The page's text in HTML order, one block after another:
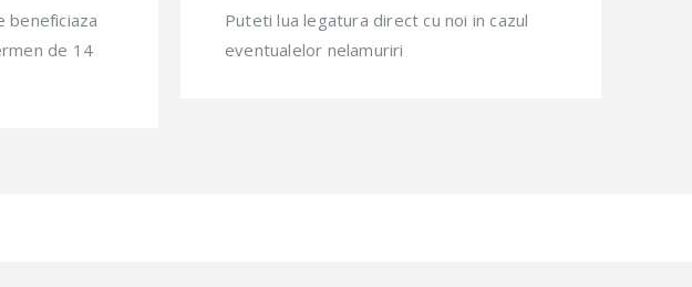
beneficiaza
de 14
Puteti lua legatura direct cu noi in cazul
eventualelor nelamuriri